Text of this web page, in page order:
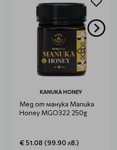
KANUKA HONEY
Мед от манука Manuka
Honey MGO322 250g
€ 51.08 (99.90 лв.)